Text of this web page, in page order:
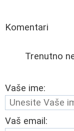
Komentari
Trenutno
Vaše ime:
Vaš email: